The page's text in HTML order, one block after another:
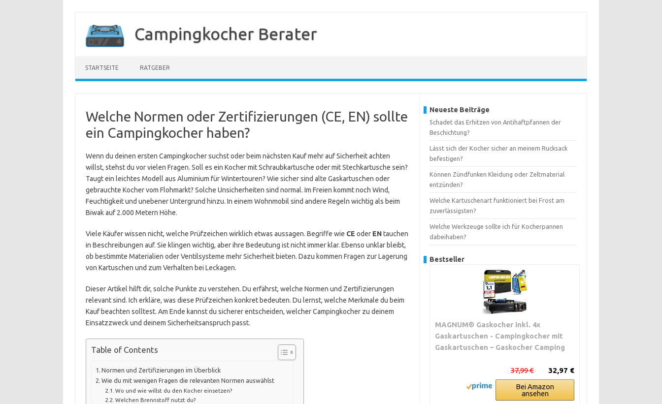
springen
Campingkocher Berater
STARTSEITE RATGEBER
Welche Normen oder Zertifizierungen (CE, EN) sollte
ein Campingkocher haben?
Wenn du deinen ersten Campingkocher suchst oder beim nächsten Kauf mehr auf Sicherheit achten
willst, stehst du vor vielen Fragen. Soll es ein Kocher mit Schraubkartusche oder mit Stechkartusche sein?
Taugt ein leichtes Modell aus Aluminium für Wintertouren? Wie sicher sind alte Gaskartuschen oder
gebrauchte Kocher vom Flohmarkt? Solche Unsicherheiten sind normal. Im Freien kommt noch Wind,
Feuchtigkeit und unebener Untergrund hinzu. In einem Wohnmobil sind andere Regeln wichtig als beim
Biwak auf 2.000 Metern Höhe.
Viele Käufer wissen nicht, welche Prüfzeichen wirklich etwas aussagen. Begriffe wie CE oder ENtauchen
in Beschreibungen auf. Sie klingen wichtig, aber ihre Bedeutung ist nicht immer klar. Ebenso unklar bleibt,
ob bestimmte Materialien oder Ventilsysteme mehr Sicherheit bieten. Dazu kommen Fragen zur Lagerung
von Kartuschen und zum Verhalten bei Leckagen.
Dieser Artikel hilft dir, solche Punkte zu verstehen. Du erfährst, welche Normen und Zertifizierungen
relevant sind. Ich erkläre, was diese Prüfzeichen konkret bedeuten. Du lernst, welche Merkmale du beim
Kauf beachten solltest. Am Ende kannst du sicherer entscheiden, welcher Campingkocher zu deinem
Einsatzzweck und deinem Sicherheitsanspruch passt.
Table of Contents
Normen und Zertifizierungen im Überblick
Wie du mit wenigen Fragen die relevanten Normen auswählst
Wo und wie willst du den Kocher einsetzen?
Welchen Brennstoff nutzt du?
Neueste Beiträge
Schadet das Erhitzen von Antihaftpfannen der
Beschichtung?
Lässt sich der Kocher sicher an meinem Rucksack
befestigen?
Können Zündfunken Kleidung oder Zeltmaterial
entzünden?
Welche Kartuschenart funktioniert bei Frost am
zuverlässigsten?
Welche Werkzeuge sollte ich für Kocherpannen
dabeihaben?
Bestseller
MAGNUM® Gaskocher inkl. 4x
Gaskartuschen - Campingkocher mit
Gaskartuschen – Gaskocher Camping
32,97 €
37,99 €
Bei Amazon
ansehen